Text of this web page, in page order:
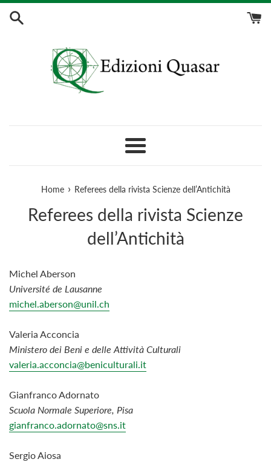
Vai
direttamente
Menu
Home › Referees della rivista Scienze dell’Antichità
Referees della rivista Scienze
dell’Antichità
Michel Aberson
Université de Lausanne
michel.aberson@unil.ch
Valeria Acconcia
Ministero dei Beni e delle Attività Culturali
valeria.acconcia@beniculturali.it
Gianfranco Adornato
Scuola Normale Superiore, Pisa
gianfranco.adornato@sns.it
Sergio Aiosa